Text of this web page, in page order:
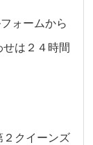
ォームから
は２４時間
クイーンズ